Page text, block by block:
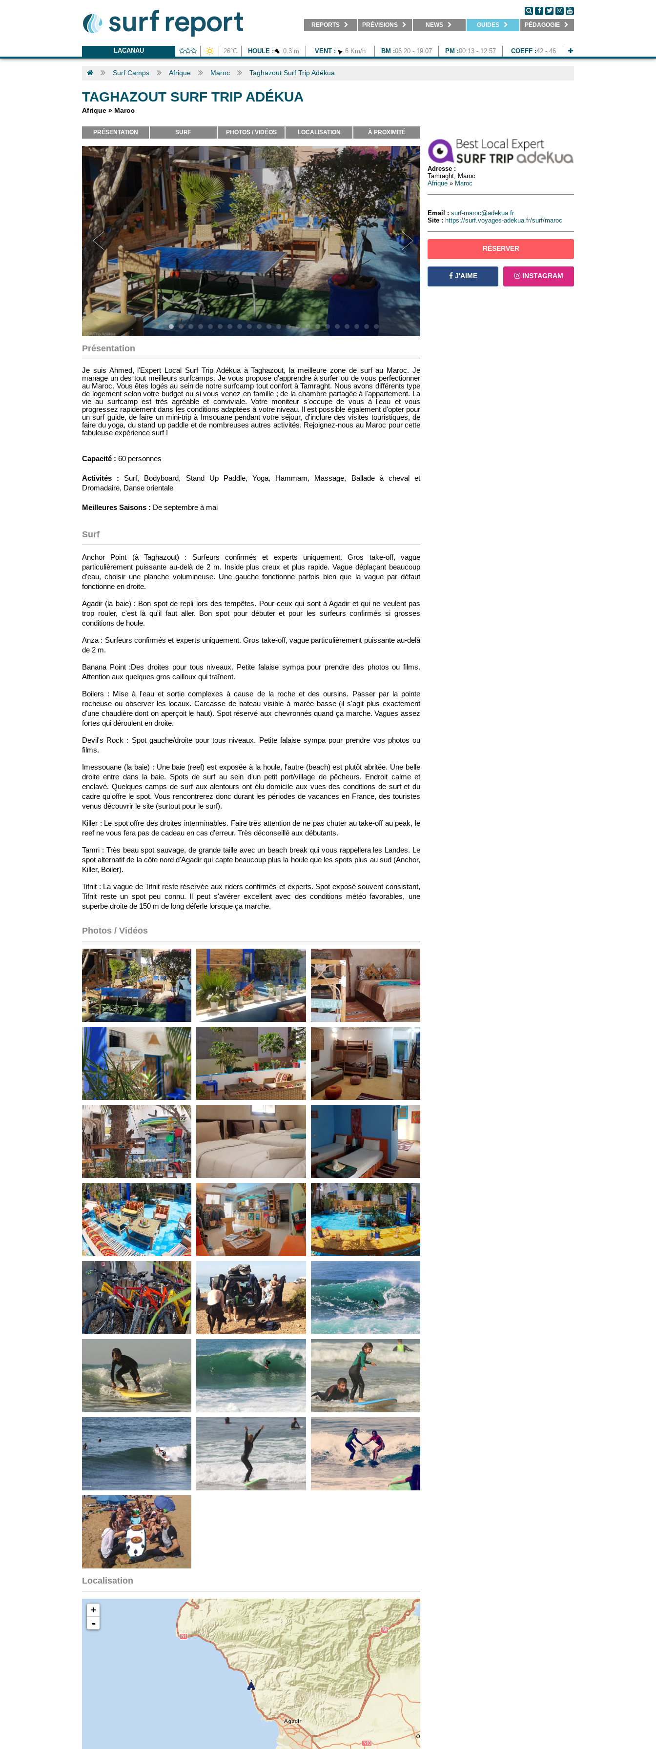
REPORTS PRÉVISIONS NEWS GUIDES PÉDAGOGIE
LACANAU 26°C HOULE : 0.3 m VENT : 6 Km/h BM :06:20 - 19:07 PM :00:13 - 12:57 COEFF :42 - 46
Surf Camps Afrique Maroc Taghazout Surf Trip Adékua
TAGHAZOUT SURF TRIP ADÉKUA
Afrique » Maroc
PRÉSENTATION SURF PHOTOS / VIDÉOS LOCALISATION À PROXIMITÉ
Présentation
Je suis Ahmed, l'Expert Local Surf Trip Adékua à Taghazout, la meilleure zone de surf au Maroc. Je
manage un des tout meilleurs surfcamps. Je vous propose d'apprendre à surfer ou de vous perfectionner
au Maroc. Vous êtes logés au sein de notre surfcamp tout confort à Tamraght. Nous avons différents type
de logement selon votre budget ou si vous venez en famille ; de la chambre partagée à l'appartement. La
vie au surfcamp est très agréable et conviviale. Votre moniteur s'occupe de vous à l'eau et vous
progressez rapidement dans les conditions adaptées à votre niveau. Il est possible également d'opter pour
un surf guide, de faire un mini-trip à Imsouane pendant votre séjour, d'inclure des visites touristiques, de
faire du yoga, du stand up paddle et de nombreuses autres activités. Rejoignez-nous au Maroc pour cette
fabuleuse expérience surf !
Capacité : 60 personnes
Activités : Surf, Bodyboard, Stand Up Paddle, Yoga, Hammam, Massage, Ballade à cheval et
Dromadaire, Danse orientale
Meilleures Saisons : De septembre à mai
Surf
Anchor Point (à Taghazout) : Surfeurs confirmés et experts uniquement. Gros take-off, vague
particulièrement puissante au-delà de 2 m. Inside plus creux et plus rapide. Vague déplaçant beaucoup
d'eau, choisir une planche volumineuse. Une gauche fonctionne parfois bien que la vague par défaut
fonctionne en droite.
Agadir (la baie) : Bon spot de repli lors des tempêtes. Pour ceux qui sont à Agadir et qui ne veulent pas
trop rouler, c'est là qu'il faut aller. Bon spot pour débuter et pour les surfeurs confirmés si grosses
conditions de houle.
Anza : Surfeurs confirmés et experts uniquement. Gros take-off, vague particulièrement puissante au-delà
de 2 m.
Banana Point :Des droites pour tous niveaux. Petite falaise sympa pour prendre des photos ou films.
Attention aux quelques gros cailloux qui traînent.
Boilers : Mise à l'eau et sortie complexes à cause de la roche et des oursins. Passer par la pointe
rocheuse ou observer les locaux. Carcasse de bateau visible à marée basse (il s'agit plus exactement
d'une chaudière dont on aperçoit le haut). Spot réservé aux chevronnés quand ça marche. Vagues assez
fortes qui déroulent en droite.
Devil's Rock : Spot gauche/droite pour tous niveaux. Petite falaise sympa pour prendre vos photos ou
films.
Imessouane (la baie) : Une baie (reef) est exposée à la houle, l'autre (beach) est plutôt abritée. Une belle
droite entre dans la baie. Spots de surf au sein d'un petit port/village de pêcheurs. Endroit calme et
enclavé. Quelques camps de surf aux alentours ont élu domicile aux vues des conditions de surf et du
cadre qu'offre le spot. Vous rencontrerez donc durant les périodes de vacances en France, des touristes
venus découvrir le site (surtout pour le surf).
Killer : Le spot offre des droites interminables. Faire très attention de ne pas chuter au take-off au peak, le
reef ne vous fera pas de cadeau en cas d'erreur. Très déconseillé aux débutants.
Tamri : Très beau spot sauvage, de grande taille avec un beach break qui vous rappellera les Landes. Le
spot alternatif de la côte nord d'Agadir qui capte beaucoup plus la houle que les spots plus au sud (Anchor,
Killer, Boiler).
Tifnit : La vague de Tifnit reste réservée aux riders confirmés et experts. Spot exposé souvent consistant,
Tifnit reste un spot peu connu. Il peut s'avérer excellent avec des conditions météo favorables, une
superbe droite de 150 m de long déferle lorsque ça marche.
Photos / Vidéos
Localisation
+
-
Adresse :
Tamraght, Maroc
Afrique » Maroc
Email : surf-maroc@adekua.fr
Site : https://surf.voyages-adekua.fr/surf/maroc
RÉSERVER
J'AIME INSTAGRAM